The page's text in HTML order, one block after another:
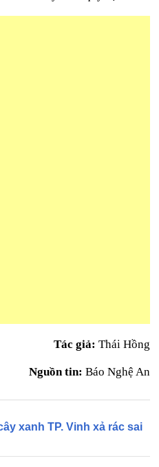
Tác giả: Thái Hồng
Nguồn tin: Báo Nghệ An
xanh TP. Vinh xả rác sai